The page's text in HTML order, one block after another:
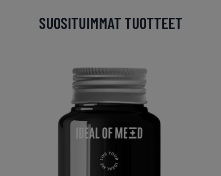
SUOSITUIMMAT TUOTTEET